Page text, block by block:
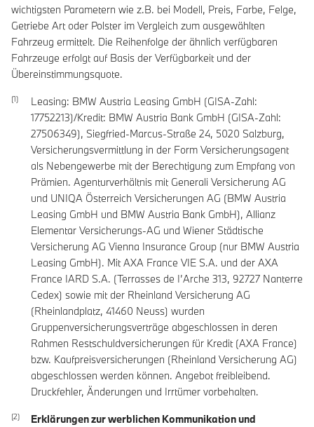
wichtigsten Parametern wie z.B. bei Modell, Preis, Farbe, Felge,
Getriebe Art oder Polster im Vergleich zum ausgewählten
Fahrzeug ermittelt. Die Reihenfolge der ähnlich verfügbaren
Fahrzeuge erfolgt auf Basis der Verfügbarkeit und der
Übereinstimmungsquote.
Leasing: BMW Austria Leasing GmbH (GISA-Zahl:
17752213)/Kredit: BMW Austria Bank GmbH (GISA-Zahl:
27506349), Siegfried-Marcus-Straße 24, 5020 Salzburg,
Versicherungsvermittlung in der Form Versicherungsagent
als Nebengewerbe mit der Berechtigung zum Empfang von
Prämien. Agenturverhältnis mit Generali Versicherung AG
und UNIQA Österreich Versicherungen AG (BMW Austria
Leasing GmbH und BMW Austria Bank GmbH), Allianz
Elementar Versicherungs-AG und Wiener Städtische
Versicherung AG Vienna Insurance Group (nur BMW Austria
Leasing GmbH). Mit AXA France VIE S.A. und der AXA
France IARD S.A. (Terrasses de I’Arche 313, 92727 Nanterre
Cedex) sowie mit der Rheinland Versicherung AG
(Rheinlandplatz, 41460 Neuss) wurden
Gruppenversicherungsverträge abgeschlossen in deren
Rahmen Restschuldversicherungen für Kredit (AXA France)
bzw. Kaufpreisversicherungen (Rheinland Versicherung AG)
abgeschlossen werden können. Angebot freibleibend.
Druckfehler, Änderungen und Irrtümer vorbehalten.
Erklärungen zur werblichen Kommunikation und